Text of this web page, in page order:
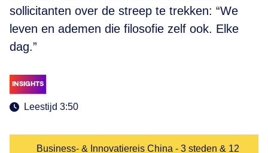
sollicitanten over de streep te trekken: “We
leven en ademen die filosofie zelf ook. Elke
dag.”
INSIGHTS
Leestijd 3:50
Business- & Innovatiereis China - 3 steden & 12